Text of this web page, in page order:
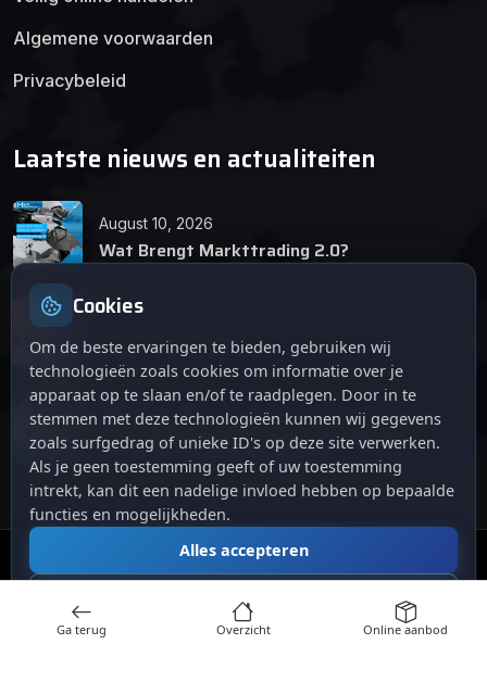
Algemene voorwaarden
Privacybeleid
Laatste nieuws en actualiteiten
August 10, 2026
Wat Brengt Markttrading 2.0?
Tips en Tricks
April 12, 2026
De opkomst van Markttrading 2.0: Een
revolutie in online handelen.
Markttrading. Alle rechten voorbehouden.
Cookies
Om de beste ervaringen te bieden, gebruiken wij
technologieën zoals cookies om informatie over je
apparaat op te slaan en/of te raadplegen. Door in te
stemmen met deze technologieën kunnen wij gegevens
zoals surfgedrag of unieke ID's op deze site verwerken.
Als je geen toestemming geeft of uw toestemming
intrekt, kan dit een nadelige invloed hebben op bepaalde
functies en mogelijkheden.
Alles accepteren
Alles afwijzen
Ga terug Overzicht Online aanbod